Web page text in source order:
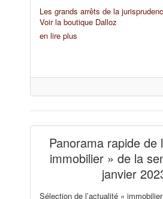
Les grands arrêts de la
Voir la boutique Dalloz
en lire plus
Panorama rapide de
immobilier » de la
janvier
Sélection de l’actualité «